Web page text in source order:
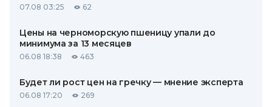
07.08 03:25 62
Цены на черноморскую пшеницу упали до
минимума за 13 месяцев
06.08 18:38 463
Будет ли рост цен на гречку — мнение эксперта
06.08 17:20 269